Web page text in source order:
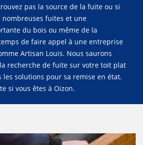
pas la source de la fuite ou si
nombreuses fuites et une
du bois ou même de la
de faire appel à une entreprise
Artisan Louis. Nous saurons
recherche de fuite sur votre toit plat
solutions pour sa remise en état.
si vous êtes à Oizon.